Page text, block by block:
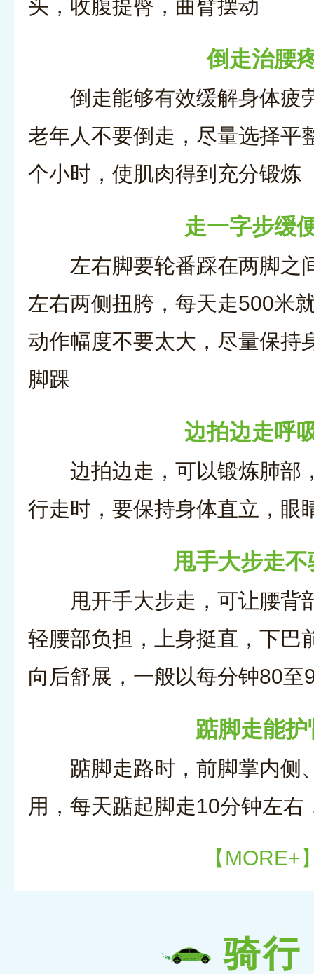
头，收腹提臀，曲臂摆动
倒走治腰
倒走能够有效缓解身体疲
老年人不要倒走，尽量选择平
个小时，使肌肉得到充分锻炼
走一字步缓
左右脚要轮番踩在两脚之
左右两侧扭胯，每天走500米
动作幅度不要太大，尽量保持
脚踝
边拍边走呼
边拍边走，可以锻炼肺部
行走时，要保持身体直立，眼
甩手大步走不
甩开手大步走，可让腰背
轻腰部负担，上身挺直，下巴
向后舒展，一般以每分钟80至
踮脚走能护
踮脚走路时，前脚掌内侧
用，每天踮起脚走10分钟左右
【MORE+
骑行